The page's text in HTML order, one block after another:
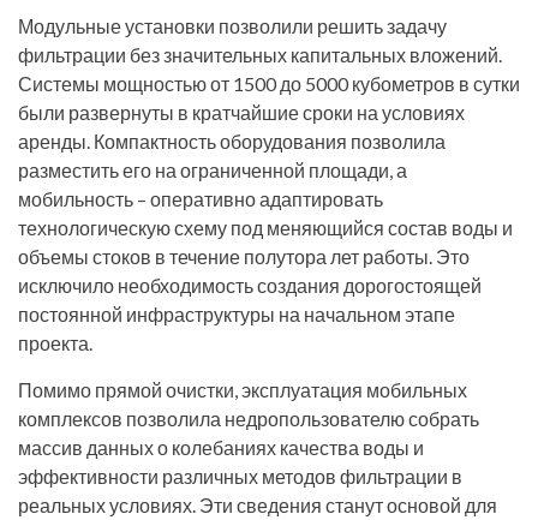
Модульные установки позволили решить задачу
фильтрации без значительных капитальных вложений.
Системы мощностью от 1500 до 5000 кубометров в сутки
были развернуты в кратчайшие сроки на условиях
аренды. Компактность оборудования позволила
разместить его на ограниченной площади, а
мобильность – оперативно адаптировать
технологическую схему под меняющийся состав воды и
объемы стоков в течение полутора лет работы. Это
исключило необходимость создания дорогостоящей
постоянной инфраструктуры на начальном этапе
проекта.
Помимо прямой очистки, эксплуатация мобильных
комплексов позволила недропользователю собрать
массив данных о колебаниях качества воды и
эффективности различных методов фильтрации в
реальных условиях. Эти сведения станут основой для